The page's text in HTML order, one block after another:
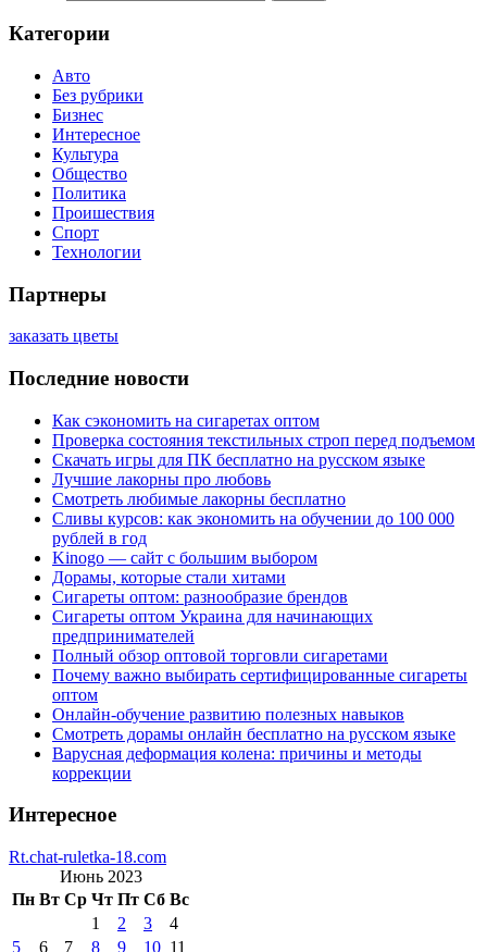
Категории
Авто
Без рубрики
Бизнес
Интересное
Культура
Общество
Политика
Проишествия
Спорт
Технологии
Партнеры
заказать цветы
Последние новости
Как сэкономить на сигаретах оптом
Проверка состояния текстильных строп перед подъемом
Скачать игры для ПК бесплатно на русском языке
Лучшие лакорны про любовь
Смотреть любимые лакорны бесплатно
Сливы курсов: как экономить на обучении до 100 000
рублей в год
Kinogo — сайт с большим выбором
Дорамы, которые стали хитами
Сигареты оптом: разнообразие брендов
Сигареты оптом Украина для начинающих
предпринимателей
Полный обзор оптовой торговли сигаретами
Почему важно выбирать сертифицированные сигареты
оптом
Онлайн-обучение развитию полезных навыков
Смотреть дорамы онлайн бесплатно на русском языке
Варусная деформация колена: причины и методы
коррекции
Интересное
Rt.chat-ruletka-18.com
Июнь 2023
Пн Вт Ср Чт Пт Сб Вс
1
2 3
4
5
6 7 8 9 10 11